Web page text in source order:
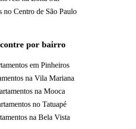
no Centro de São Paulo
por bairro
em Pinheiros
na Vila Mariana
na Mooca
no Tatuapé
na Bela Vista